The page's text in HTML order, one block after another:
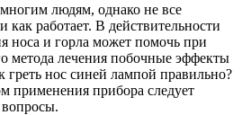
людям, однако не все
как работает. В действительности
носа и горла может помочь при
метода лечения побочные эффекты
греть нос синей лампой правильно?
применения прибора следует
вопросы.